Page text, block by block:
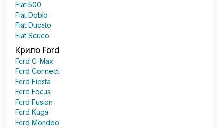
Fiat 500
Fiat Doblo
Fiat Ducato
Fiat Scudo
Крило Ford
Ford C-Max
Ford Connect
Ford Fiesta
Ford Focus
Ford Fusion
Ford Kuga
Ford Mondeo